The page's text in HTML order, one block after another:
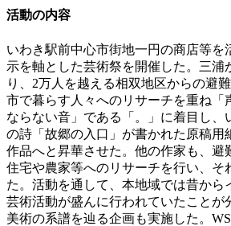
活動の内容
いわき駅前中心市街地一円の商店等を
示を軸とした芸術祭を開催した。三浦
り、2万人を越える相双地区からの避
市で暮らす人々へのリサーチを重ね「
ならない音」である「。」に着目し、
の詩「故郷の入口」が書かれた原稿用
作品へと昇華させた。他の作家も、避
住宅や農家等へのリサーチを行い、そ
た。活動を通して、本地域では昔から
芸術活動が盛んに行われていたことが
美術の系譜を辿る企画も実施した。